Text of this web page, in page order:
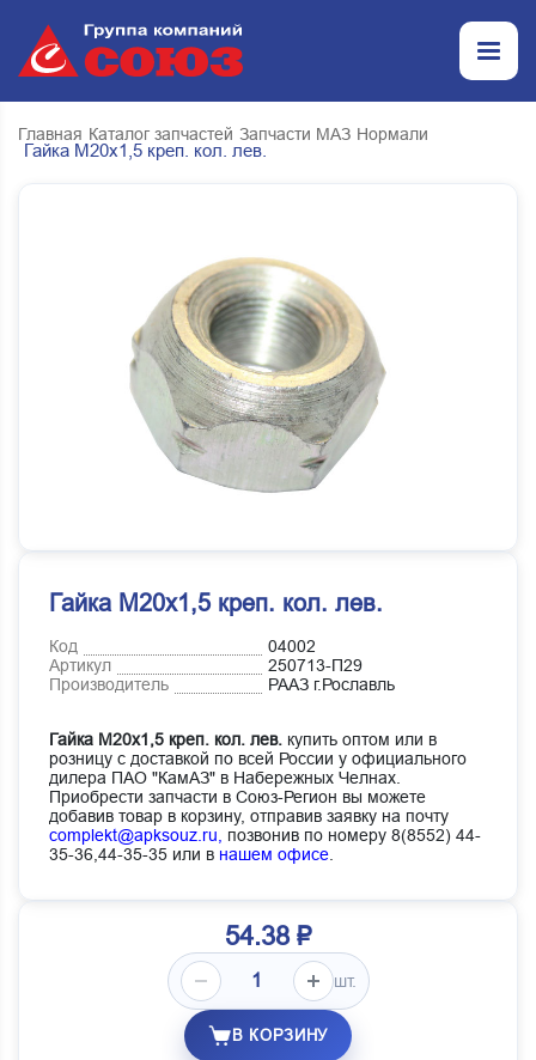
Главная Каталог запчастей Запчасти МАЗ Нормали
Гайка М20х1,5 креп. кол. лев.
Гайка М20х1,5 креп. кол. лев.
Код
04002
Артикул
250713-П29
Производитель
РААЗ г.Рославль
Гайка М20х1,5 креп. кол. лев. купить оптом или в
розницу с доставкой по всей России у официального
дилера ПАО "КамАЗ" в Набережных Челнах.
Приобрести запчасти в Союз-Регион вы можете
добавив товар в корзину, отправив заявку на почту
complekt@apksouz.ru,
позвонив по номеру 8(8552) 44-
35-36,44-35-35 или в нашем офисе
54.38 ₽
шт.
В КОРЗИНУ